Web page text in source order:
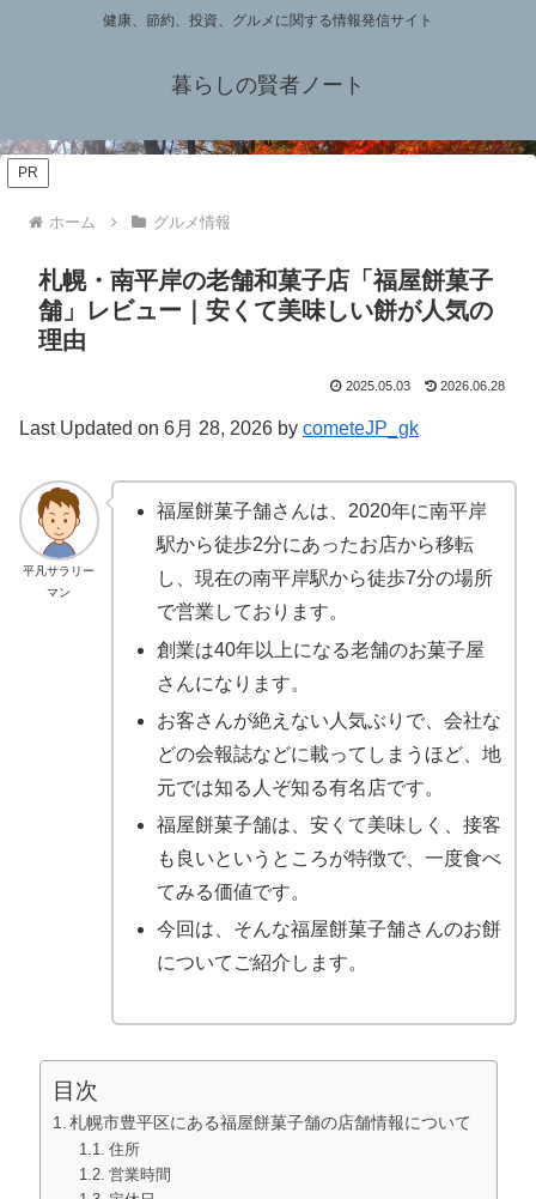
健康、節約、投資、グルメに関する情報発信サイト
暮らしの賢者ノート
PR
ホーム グルメ情報
札幌・南平岸の老舗和菓子店「福屋餅菓子
舗」レビュー｜安くて美味しい餅が人気の
理由
2025.05.03 2026.06.28
Last Updated on 6月 28, 2026 by cometeJP_gk
平凡サラリー
マン
福屋餅菓子舗さんは、2020年に南平岸
駅から徒歩2分にあったお店から移転
し、現在の南平岸駅から徒歩7分の場所
で営業しております。
創業は40年以上になる老舗のお菓子屋
さんになります。
お客さんが絶えない人気ぶりで、会社な
どの会報誌などに載ってしまうほど、地
元では知る人ぞ知る有名店です。
福屋餅菓子舗は、安くて美味しく、接客
も良いというところが特徴で、一度食べ
てみる価値です。
今回は、そんな福屋餅菓子舗さんのお餅
についてご紹介します。
目次
札幌市豊平区にある福屋餅菓子舗の店舗情報について
住所
営業時間